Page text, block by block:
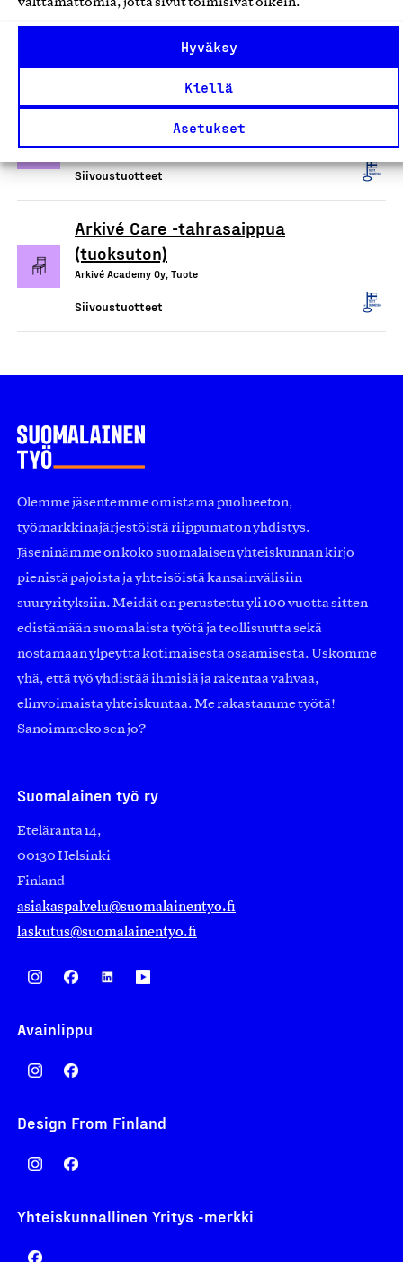
välttämättömiä, jotta sivut toimisivat oikein.
Hyväksy
Kiellä
Asetukset
puhdistukseen
Siivoustuotteet
Ecotex/Devteks kuituliinat
Siivoustuotteet
Arkivé Care -tahrasaippua
(tuoksuton)
Arkivé Academy Oy, Tuote
Siivoustuotteet
Olemme jäsentemme omistama puolueeton,
työmarkkinajärjestöistä riippumaton yhdistys.
Jäseninämme on koko suomalaisen yhteiskunnan kirjo
pienistä pajoista ja yhteisöistä kansainvälisiin
suuryrityksiin. Meidät on perustettu yli 100 vuotta sitten
edistämään suomalaista työtä ja teollisuutta sekä
nostamaan ylpeyttä kotimaisesta osaamisesta. Uskomme
yhä, että työ yhdistää ihmisiä ja rakentaa vahvaa,
elinvoimaista yhteiskuntaa. Me rakastamme työtä!
Sanoimmeko sen jo?
Suomalainen työ ry
Eteläranta 14,
00130 Helsinki
Finland
asiakaspalvelu@suomalainentyo.fi
laskutus@suomalainentyo.fi
Avainlippu
Design From Finland
Yhteiskunnallinen Yritys -merkki